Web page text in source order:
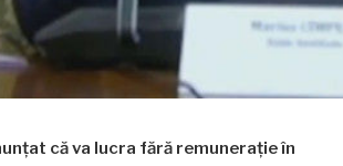
că va lucra fără remunerație în